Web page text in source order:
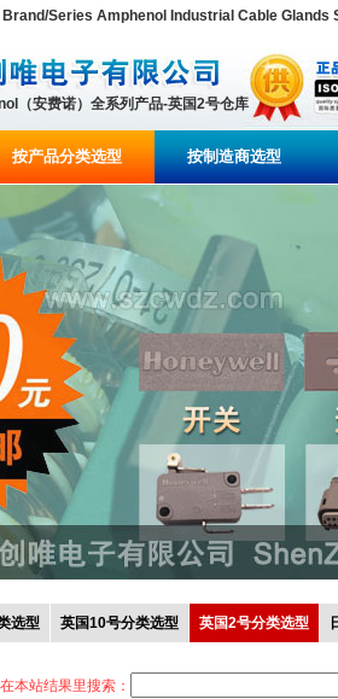
Series Amphenol Industrial Cable Glands
（安费诺）全系列产品-英国2号仓库
按产品分类选型 按制造商选型
选型 英国10号分类选型 英国2号分类选型
在本站结果里搜索：